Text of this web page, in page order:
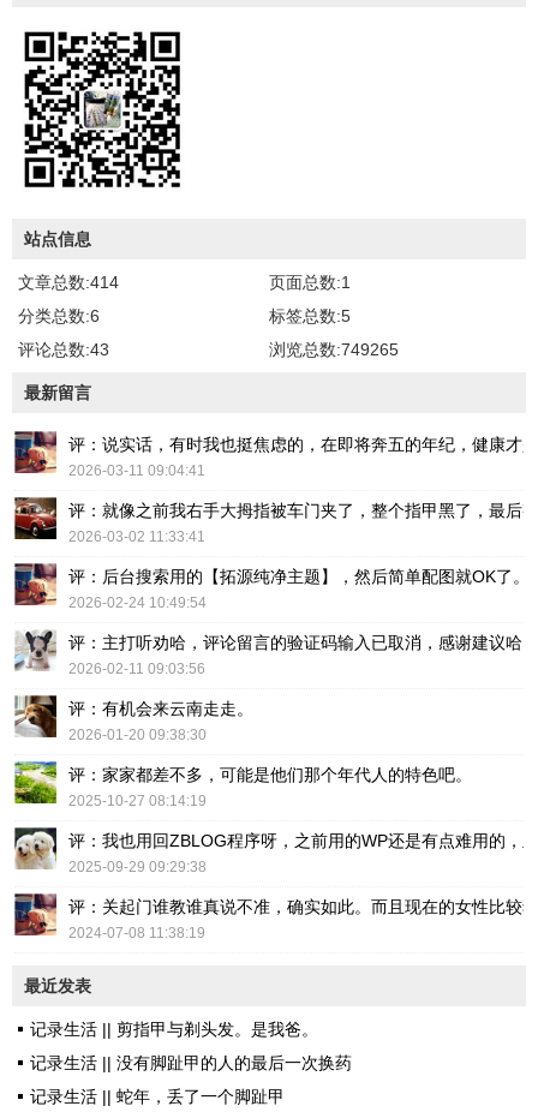
站点信息
文章总数:414
页面总数:1
分类总数:6
标签总数:5
评论总数:43
浏览总数:749265
最新留言
评：说实话，有时我也挺焦虑的，在即将奔五的年纪，健康才
2026-03-11 09:04:41
评：就像之前我右手大拇指被车门夹了，整个指甲黑了，最后
2026-03-02 11:33:41
评：后台搜索用的【拓源纯净主题】，然后简单配图就OK了。
2026-02-24 10:49:54
评：主打听劝哈，评论留言的验证码输入已取消，感谢建议哈！
2026-02-11 09:03:56
评：有机会来云南走走。
2026-01-20 09:38:30
评：家家都差不多，可能是他们那个年代人的特色吧。
2025-10-27 08:14:19
评：我也用回ZBLOG程序呀，之前用的WP还是有点难用的，
2025-09-29 09:29:38
评：关起门谁教谁真说不准，确实如此。而且现在的女性比较
2024-07-08 11:38:19
最近发表
记录生活 || 剪指甲与剃头发。是我爸。
记录生活 || 没有脚趾甲的人的最后一次换药
记录生活 || 蛇年，丢了一个脚趾甲